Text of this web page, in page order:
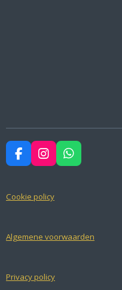
F
a
e
b
k
I
n
t
a
a
W
h
p
Cookie policy
Algemene voorwaarden
Privacy policy